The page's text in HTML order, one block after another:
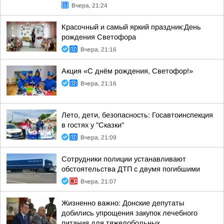
Вчера, 21:24
Красочный и самый яркий праздник:День
рождения Светофора
Вчера, 21:16
Акция «С днём рождения, Светофор!»
Вчера, 21:16
Лето, дети, безопасность: Госавтоинспекция
в гостях у "Сказки"
Вчера, 21:09
Сотрудники полиции устанавливают
обстоятельства ДТП с двумя погибшими
Вчера, 21:07
Жизненно важно: Донские депутаты
добились упрощения закупок лечебного